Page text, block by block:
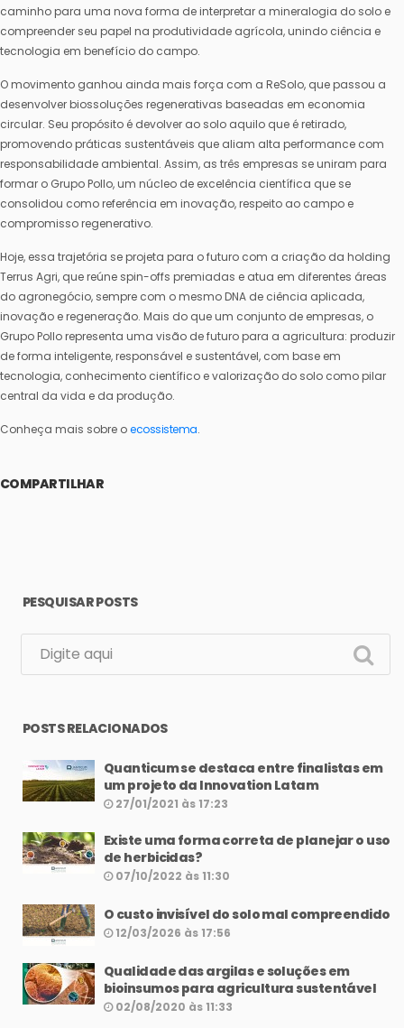
caminho para uma nova forma de interpretar a mineralogia do solo e
compreender seu papel na produtividade agrícola, unindo ciência e
tecnologia em benefício do campo.
O movimento ganhou ainda mais força com a ReSolo, que passou a
desenvolver biossoluções regenerativas baseadas em economia
circular. Seu propósito é devolver ao solo aquilo que é retirado,
promovendo práticas sustentáveis que aliam alta performance com
responsabilidade ambiental. Assim, as três empresas se uniram para
formar o Grupo Pollo, um núcleo de excelência científica que se
consolidou como referência em inovação, respeito ao campo e
compromisso regenerativo.
Hoje, essa trajetória se projeta para o futuro com a criação da holding
Terrus Agri, que reúne spin-offs premiadas e atua em diferentes áreas
do agronegócio, sempre com o mesmo DNA de ciência aplicada,
inovação e regeneração. Mais do que um conjunto de empresas, o
Grupo Pollo representa uma visão de futuro para a agricultura: produzir
de forma inteligente, responsável e sustentável, com base em
tecnologia, conhecimento científico e valorização do solo como pilar
central da vida e da produção.
Conheça mais sobre oecossistema.
COMPARTILHAR
PESQUISAR POSTS
POSTS RELACIONADOS
Quanticum se destaca entre finalistas em
um projeto da Innovation Latam
27/01/2021 às 17:23
Existe uma forma correta de planejar o uso
de herbicidas?
07/10/2022 às 11:30
O custo invisível do solo mal compreendido
12/03/2026 às 17:56
Qualidade das argilas e soluções em
bioinsumos para agricultura sustentável
02/08/2020 às 11:33